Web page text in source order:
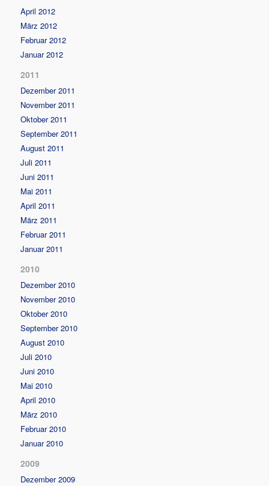
April 2012
März 2012
Februar 2012
Januar 2012
2011
Dezember 2011
November 2011
Oktober 2011
September 2011
August 2011
Juli 2011
Juni 2011
Mai 2011
April 2011
März 2011
Februar 2011
Januar 2011
2010
Dezember 2010
November 2010
Oktober 2010
September 2010
August 2010
Juli 2010
Juni 2010
Mai 2010
April 2010
März 2010
Februar 2010
Januar 2010
2009
Dezember 2009